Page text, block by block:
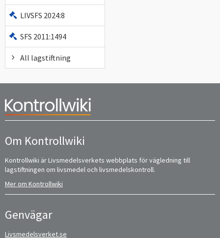
LIVSFS 2024:8
SFS 2011:1494
All lagstiftning
Om Kontrollwiki
Kontrollwiki är Livsmedelsverkets webbplats för vägledning till
lagstiftningen om livsmedel och livsmedelskontroll.
Mer om Kontrollwiki
Genvägar
Livsmedelsverket.se